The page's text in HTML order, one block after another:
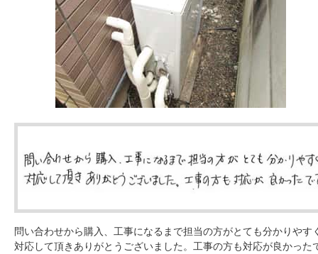
問い合わせから購入、工事になるまで担当の方がとても分かりやす
対応して頂きありがとうございました。工事の方も対応が良かった